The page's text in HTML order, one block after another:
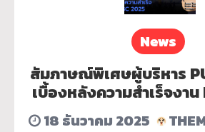
News
สัมภาษณ์พิเศษผู้บริหาร
เบื้องหลังความสำเร็จงาน
18 ธันวาคม 2025